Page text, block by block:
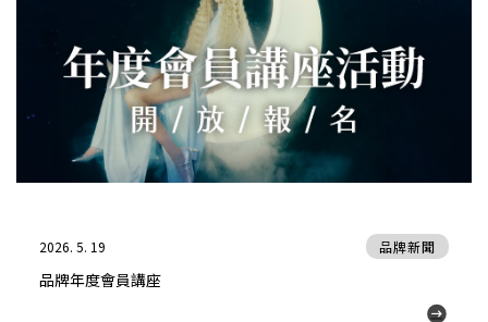
2026. 5. 19
品牌年度會員講座
品牌新聞